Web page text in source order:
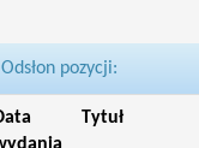
Odsłon pozycji:
Tytuł